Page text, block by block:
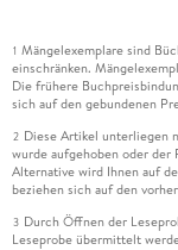
1 Mängelexemplare sind
einschränken.
Die frühere
sich auf den gebundenen
2 Diese Artikel unterliegen
wurde aufgehoben oder
Alternative wird Ihnen auf
beziehen sich auf den
3 Durch Öffnen der
Leseprobe übermittelt